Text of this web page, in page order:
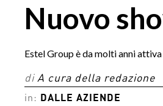
Nuovo
Estel Group è da molti anni
di A cura della redazione
in:
DALLE AZIENDE